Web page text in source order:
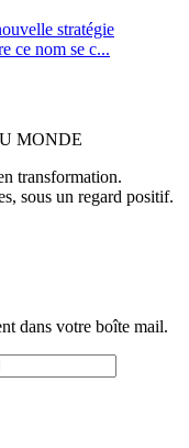
stratégie
ce nom se c...
MONDE
transformation.
sous un regard positif.
dans votre boîte mail.